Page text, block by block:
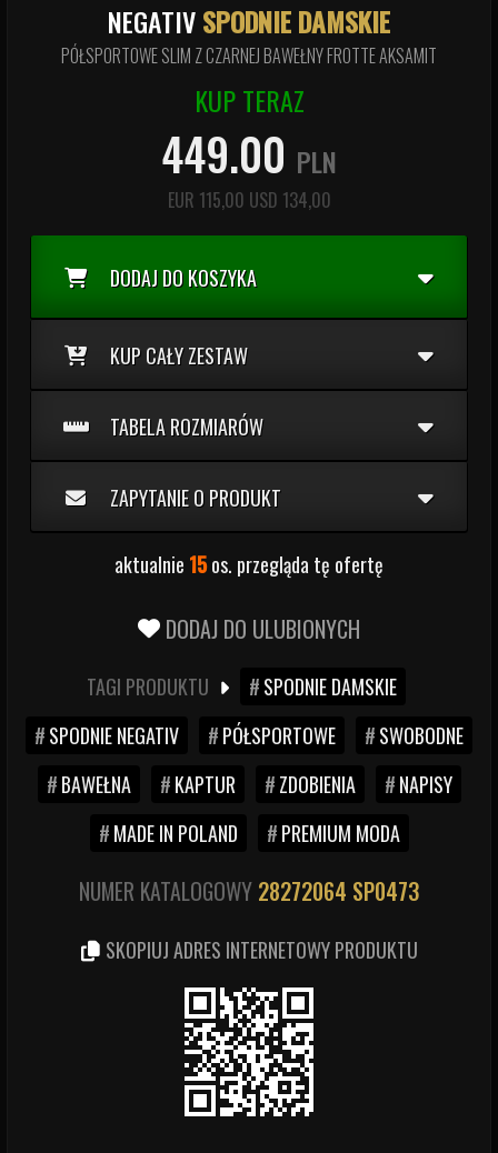
NEGATIVSPODNIE DAMSKIE
PÓŁSPORTOWE SLIM Z CZARNEJ BAWEŁNY FROTTE AKSAMIT
KUP TERAZ
449.00 PLN
EUR 115,00 USD 134,00
DODAJ DO KOSZYKA
KUP CAŁY ZESTAW
TABELA ROZMIARÓW
ZAPYTANIE O PRODUKT
aktualnie 15os. przegląda tę ofertę
DODAJ DO ULUBIONYCH
TAGI PRODUKTU
SPODNIE DAMSKIE
SPODNIE NEGATIV
PÓŁSPORTOWE
SWOBODNE
BAWEŁNA
KAPTUR ZDOBIENIA
NAPISY
MADE IN POLAND
PREMIUM MODA
NUMER KATALOGOWY 28272064 SP0473
SKOPIUJ ADRES INTERNETOWY PRODUKTU